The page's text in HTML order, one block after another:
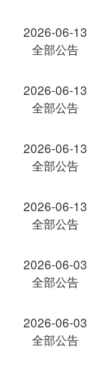
2026-06-13
全部公告
2026-06-13
全部公告
2026-06-13
全部公告
2026-06-13
全部公告
2026-06-03
全部公告
2026-06-03
全部公告